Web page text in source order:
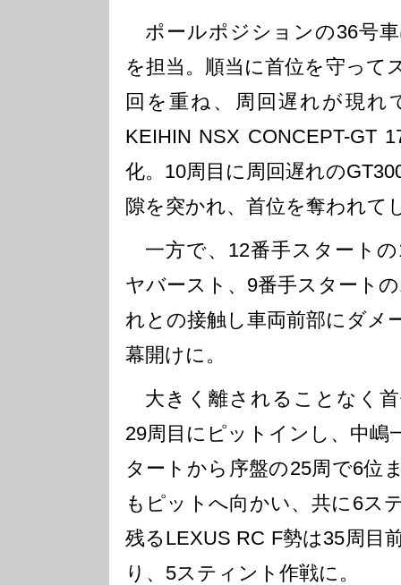
ポールポジションの36号
を担当。順当に首位を守って
回を重ね、周回遅れが現れ
KEIHIN NSX CONCEPT-GT
化。10周目に周回遅れの
隙を突かれ、首位を奪われて
一方で、12番手スタート
ヤバースト、9番手スタート
れとの接触し車両前部にダメ
幕開けに。
大きく離されることなく
29周目にピットインし、中嶋
タートから序盤の25周で6位
もピットへ向かい、共に6ス
残るLEXUS RC F勢は35周目
り、5スティント作戦に。